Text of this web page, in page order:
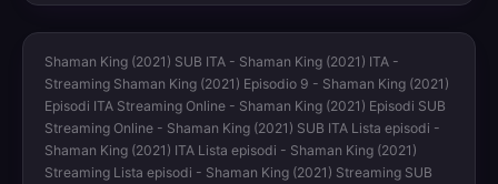
Shaman King (2021) SUB ITA - Shaman King (2021) ITA -
Streaming Shaman King (2021) Episodio 9 - Shaman King (2021)
Episodi ITA Streaming Online - Shaman King (2021) Episodi SUB
Streaming Online - Shaman King (2021) SUB ITA Lista episodi -
Shaman King (2021) ITA Lista episodi - Shaman King (2021)
Streaming Lista episodi - Shaman King (2021) Streaming SUB